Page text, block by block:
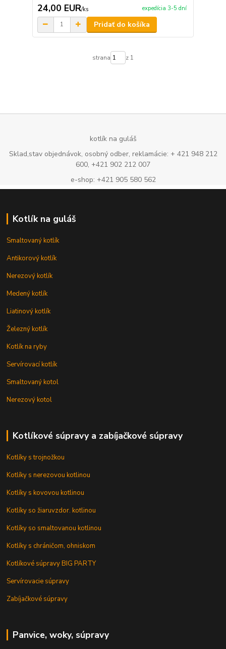
24,00 EUR/ks expedícia 3-5 dní
Pridať do košíka
strana z 1
kotlík na guláš
Sklad,stav objednávok, osobný odber, reklamácie: + 421 948 212
600, +421 902 212 007
e-shop: +421 905 580 562
Kotlík na guláš
Smaltovaný kotlík
Antikorový kotlík
Nerezový kotlík
Medený kotlík
Liatinový kotlík
Železný kotlík
Kotlík na ryby
Servírovací kotlík
Smaltovaný kotol
Nerezový kotol
Kotlíkové súpravy a zabíjačkové súpravy
Kotlíky s trojnožkou
Kotlíky s nerezovou kotlinou
Kotlíky s kovovou kotlinou
Kotlíky so žiaruvzdor. kotlinou
Kotlíky so smaltovanou kotlinou
Kotlíky s chráničom, ohniskom
Kotlíkové súpravy BIG PARTY
Servírovacie súpravy
Zabíjačkové súpravy
Panvice, woky, súpravy